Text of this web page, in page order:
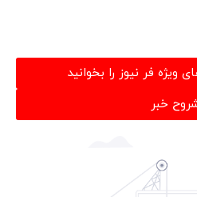
ویژه فر نیوز را بخوانید
خبر